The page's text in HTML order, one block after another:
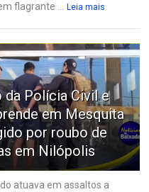
flagrante ... Leia mais
da Polícia Civil e
em Mesquita
por roubo de
em Nilópolis
atuava em assaltos a